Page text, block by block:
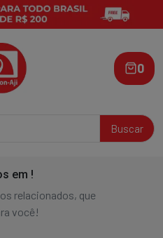
Buscar
0
em !
relacionados, que
você!